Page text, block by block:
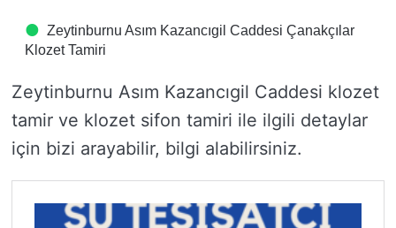
Zeytinburnu Asım Kazancıgil Caddesi Çanakçılar
Klozet Tamiri
Zeytinburnu Asım Kazancıgil Caddesi klozet
tamir ve klozet sifon tamiri ile ilgili detaylar
için bizi arayabilir, bilgi alabilirsiniz.